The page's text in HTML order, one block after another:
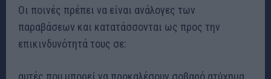
Οι ποινές πρέπει να είναι ανάλογες των
παραβάσεων και κατατάσσονται ως προς την
επικινδυνότητά τους σε: